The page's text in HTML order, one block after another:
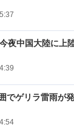
夜中国大陸に
でゲリラ雷雨が